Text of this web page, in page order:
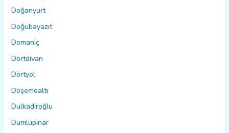
Doğanyurt
Doğubayazıt
Domaniç
Dörtdivan
Dörtyol
Döşemealtı
Dulkadiroğlu
Dumlupınar